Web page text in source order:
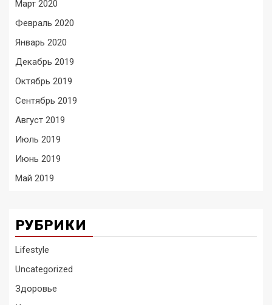
Март 2020
Февраль 2020
Январь 2020
Декабрь 2019
Октябрь 2019
Сентябрь 2019
Август 2019
Июль 2019
Июнь 2019
Май 2019
РУБРИКИ
Lifestyle
Uncategorized
Здоровье